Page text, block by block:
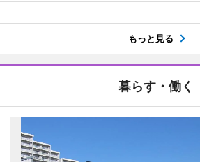
もっと見る
暮らす・働く